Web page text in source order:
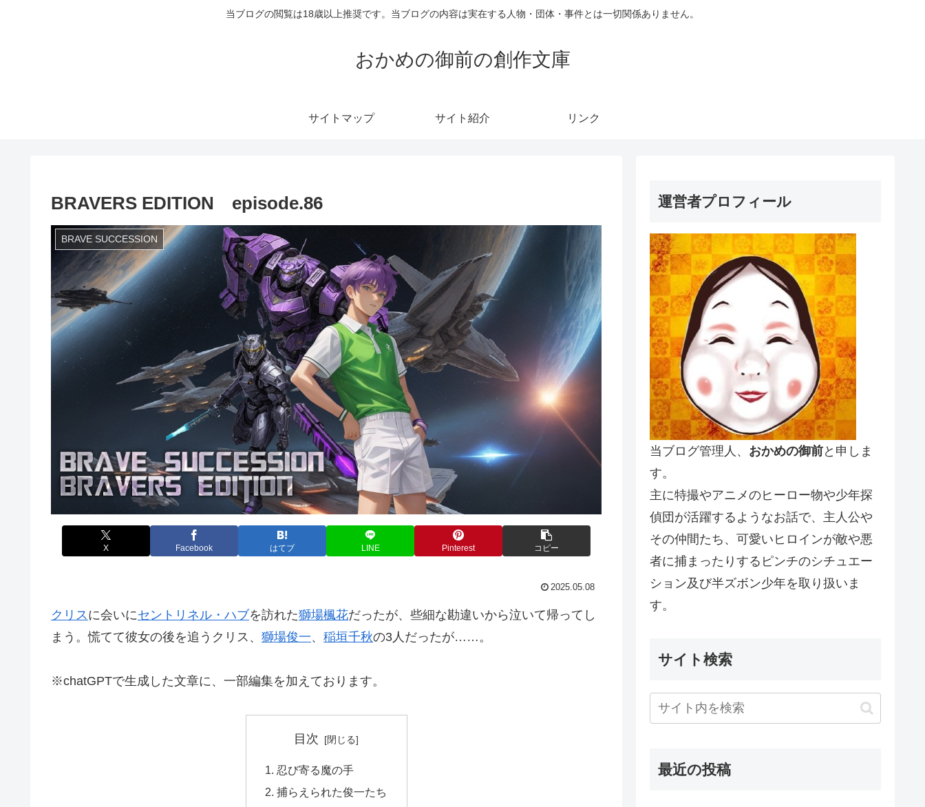
当ブログの閲覧は18歳以上推奨です。当ブログの内容は実在する人物・団体・事件とは一切関係ありません。
おかめの御前の創作文庫
サイトマップ サイト紹介 リンク
BRAVERS EDITION episode.86
BRAVE SUCCESSION
X Facebook はてブ LINE Pinterest コピー
2025.05.08
クリス に会いにセントリネル・ハブを訪れた獅場楓花だったが、些細な勘違いから泣いて帰ってし
まう。慌てて彼女の後を追うクリス、 獅場俊一、 稲垣千秋の3人だったが……。
※chatGPTで生成した文章に、一部編集を加えております。
目次
忍び寄る魔の手
捕らえられた俊一たち
運営者プロフィール
当ブログ管理人、 おかめの御前と申しま
す。
主に特撮やアニメのヒーロー物や少年探
偵団が活躍するようなお話で、主人公や
その仲間たち、可愛いヒロインが敵や悪
者に捕まったりするピンチのシチュエー
ション及び半ズボン少年を取り扱いま
す。
サイト検索
最近の投稿